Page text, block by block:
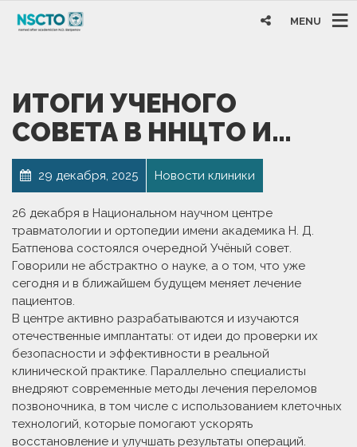
MENU
ИТОГИ УЧЕНОГО
СОВЕТА В ННЦТО И…
29 декабря, 2025 Новости клиники
26 декабря в Национальном научном центре
травматологии и ортопедии имени академика Н. Д.
Батпенова состоялся очередной Учёный совет.
Говорили не абстрактно о науке, а о том, что уже
сегодня и в ближайшем будущем меняет лечение
пациентов.
В центре активно разрабатываются и изучаются
отечественные имплантаты: от идеи до проверки их
безопасности и эффективности в реальной
клинической практике. Параллельно специалисты
внедряют современные методы лечения переломов
позвоночника, в том числе с использованием клеточных
технологий, которые помогают ускорять
восстановление и улучшать результаты операций.